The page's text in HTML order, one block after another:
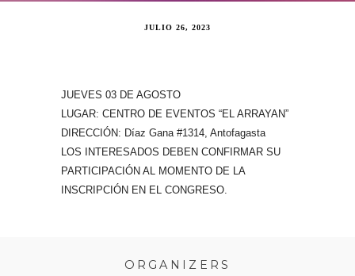
JULIO 26, 2023
JUEVES 03 DE AGOSTO
LUGAR: CENTRO DE EVENTOS “EL ARRAYAN”
DIRECCIÓN: Díaz Gana #1314, Antofagasta
LOS INTERESADOS DEBEN CONFIRMAR SU
PARTICIPACIÓN AL MOMENTO DE LA
INSCRIPCIÓN EN EL CONGRESO.
ORGANIZERS